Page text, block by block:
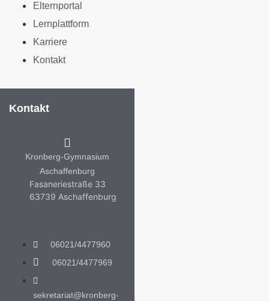
Elternportal
Lernplattform
Karriere
Kontakt
Kontakt
Kronberg-Gymnasium
Aschaffenburg
Fasaneriestraße 33
63739 Aschaffenburg
06021/4477960
06021/4477969
sekretariat@kronberg-